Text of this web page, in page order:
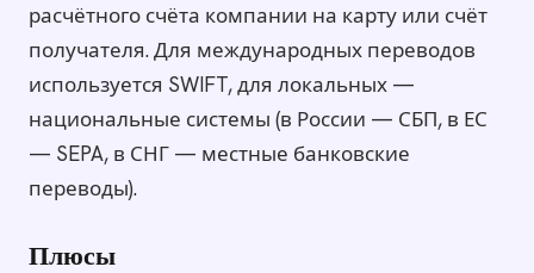
расчётного счёта компании на карту или счёт
получателя. Для международных переводов
используется SWIFT, для локальных —
национальные системы (в России — СБП, в ЕС
— SEPA, в СНГ — местные банковские
переводы).
Плюсы